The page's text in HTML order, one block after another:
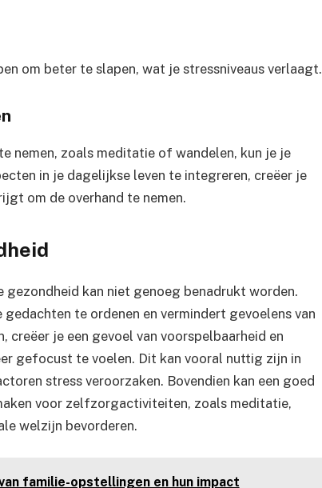
om beter te slapen, wat je stressniveaus verlaagt.
nemen, zoals meditatie of wandelen, kun je je
in je dagelijkse leven te integreren, creëer je
om de overhand te nemen.
kan niet genoeg benadrukt worden.
te ordenen en vermindert gevoelens van
creëer je een gevoel van voorspelbaarheid en
gefocust te voelen. Dit kan vooral nuttig zijn in
stress veroorzaken. Bovendien kan een goed
voor zelfzorgactiviteiten, zoals meditatie,
welzijn bevorderen.
familie-opstellingen en hun impact